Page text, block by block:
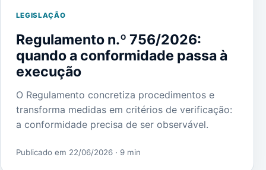
LEGISLAÇÃO
Regulamento n.º 756/2026:
quando a conformidade passa à
execução
O Regulamento concretiza procedimentos e
transforma medidas em critérios de verificação:
a conformidade precisa de ser observável.
Publicado em 22/06/2026· 9 min